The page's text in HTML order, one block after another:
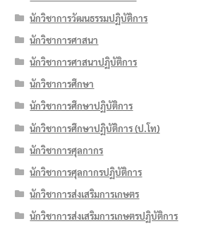
นักวิชาการวัฒนธรรมปฏิบัติการ
นักวิชาการศาสนา
นักวิชาการศาสนาปฏิบัติการ
นักวิชาการศึกษา
นักวิชาการศึกษาปฏิบัติการ
นักวิชาการศึกษาปฏิบัติการ (ป.โท)
นักวิชาการศุลกากร
นักวิชาการศุลกากรปฏิบัติการ
นักวิชาการส่งเสริมการเกษตร
นักวิชาการส่งเสริมการเกษตรปฏิบัติการ